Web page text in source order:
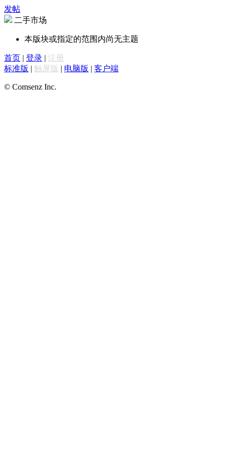
发帖
二手市场
本版块或指定的范围内尚无主题
首页 | 登录 | 注册
标准版 | 触屏版 | 电脑版 | 客户端
© Comsenz Inc.